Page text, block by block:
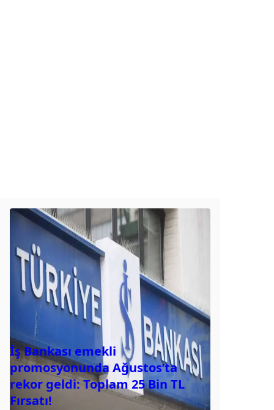
İş Bankası emekli
promosyonunda Ağustos’ta
rekor geldi: Toplam 25 Bin TL
Fırsatı!